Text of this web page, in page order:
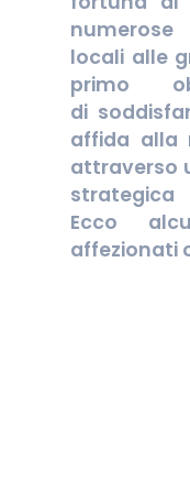
locali alle
primo
di
affida alla
attraverso
strategica
Ecco
affezionati